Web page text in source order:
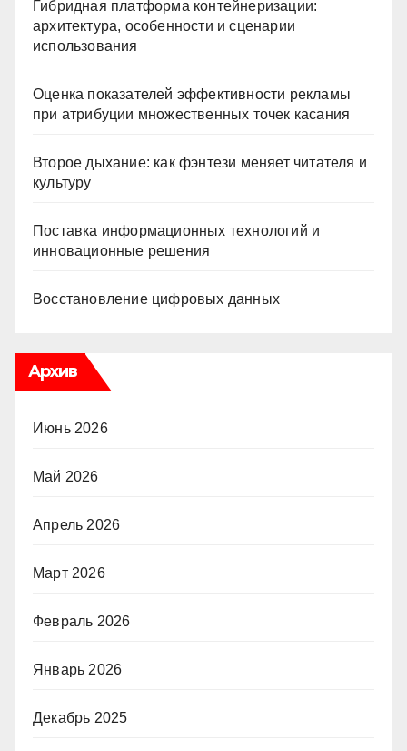
Гибридная платформа контейнеризации:
архитектура, особенности и сценарии
использования
Оценка показателей эффективности рекламы
при атрибуции множественных точек касания
Второе дыхание: как фэнтези меняет читателя и
культуру
Поставка информационных технологий и
инновационные решения
Восстановление цифровых данных
Архив
Июнь 2026
Май 2026
Апрель 2026
Март 2026
Февраль 2026
Январь 2026
Декабрь 2025